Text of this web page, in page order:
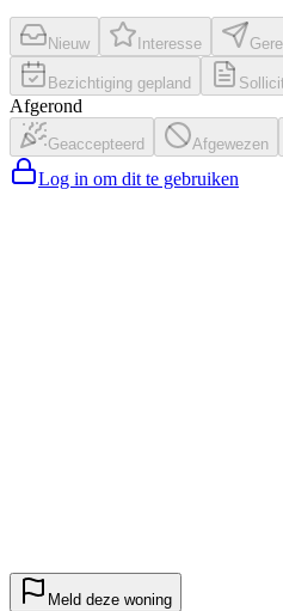
Nieuw Interesse
Bezichtiging gepland
Afgerond
Geaccepteerd Afgewezen
Log in om dit te gebruiken
Meld deze woning